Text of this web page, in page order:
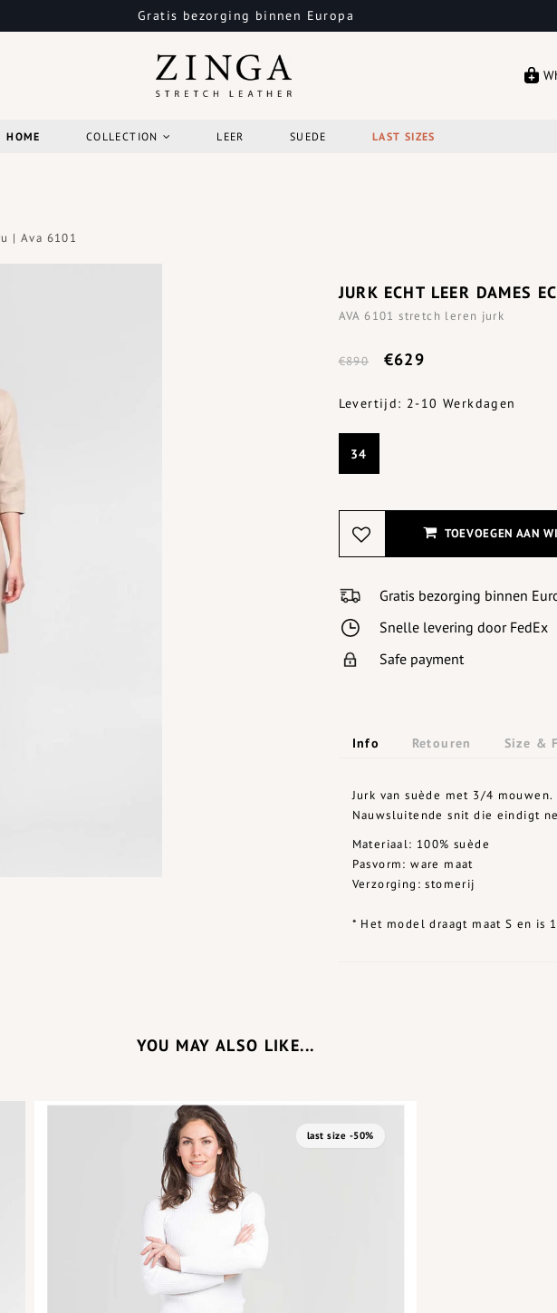
Gratis bezorging binnen Europa
HOME COLLECTION LEER SUEDE LAST SIZES
| Ava 6101
JURK ECHT LEER DAMES
AVA 6101 stretch leren jurk
€890 €629
Levertijd: 2-10 Werkdagen
34
TOEVOEGEN AAN
Gratis bezorging binnen
Snelle levering door FedEx
Safe payment
Info Retouren Size &
Jurk van suède met 3/4 mouwen.
Nauwsluitende snit die eindigt
Materiaal: 100% suède
Pasvorm: ware maat
Verzorging: stomerij
* Het model draagt maat S en is
YOU MAY ALSO LIKE...
last size -50%